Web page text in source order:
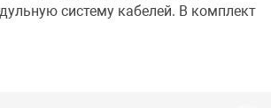
систему кабелей. В комплект